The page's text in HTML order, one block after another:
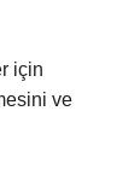
için
ve